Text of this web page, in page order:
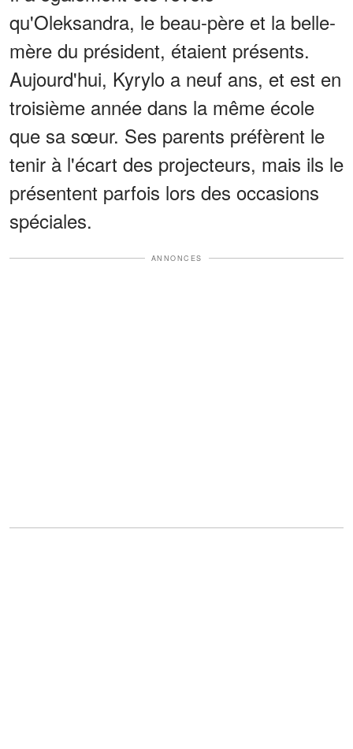
qu'Oleksandra, le beau-père et la belle-
mère du président, étaient présents.
Aujourd'hui, Kyrylo a neuf ans, et est en
troisième année dans la même école
que sa sœur. Ses parents préfèrent le
tenir à l'écart des projecteurs, mais ils le
présentent parfois lors des occasions
spéciales.
ANNONCES